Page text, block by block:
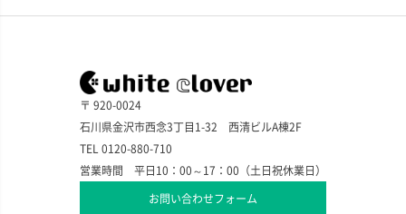
〒 920-0024
石川県金沢市西念3丁目1-32 西清ビルA棟2F
TEL 0120-880-710
営業時間 平日10：00～17：00（土日祝休業日）
お問い合わせフォーム